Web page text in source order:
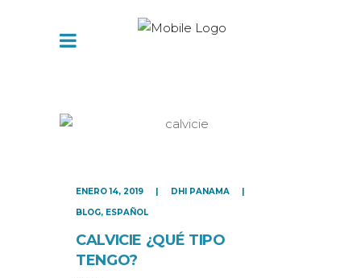
ENERO 14, 2019
DHI PANAMA
BLOG, ESPAÑOL
CALVICIE ¿QUÉ TIPO
TENGO?